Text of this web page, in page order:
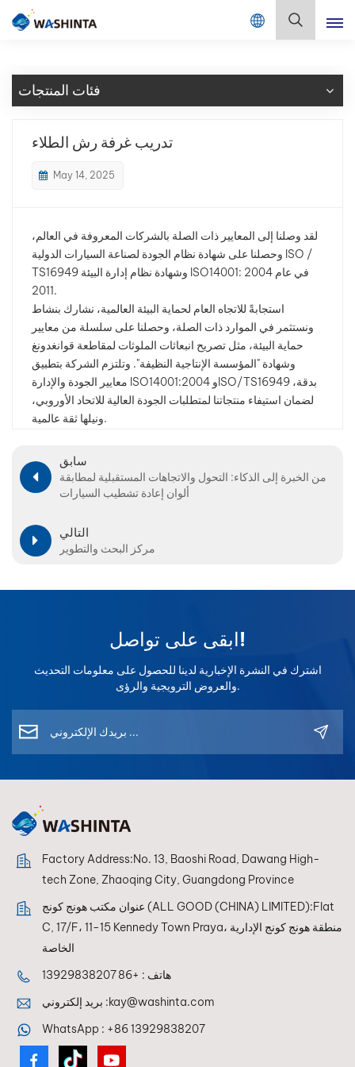
Mix Color Online
Español
Português
日本語
한국어
بالعربية
فئات المنتجات
تدريب غرفة رش الطلاء
May 14, 2025
لقد وصلنا إلى المعايير ذات الصلة بالشركات المعروفة في العالم،
وحصلنا على شهادة نظام الجودة لصناعة السيارات الدولية ISO /
TS16949 وشهادة نظام إدارة البيئة ISO14001: 2004 في عام
2011.
استجابةً للاتجاه العام لحماية البيئة العالمية، نشارك بنشاط
ونستثمر في الموارد ذات الصلة، وحصلنا على سلسلة من معايير
حماية البيئة، مثل تصريح انبعاثات الملوثات لمقاطعة قوانغدونغ
وشهادة "المؤسسة الإنتاجية النظيفة". وتلتزم الشركة بتطبيق
معايير الجودة والإدارة ISO14001:2004 وISO/TS16949 بدقة،
لضمان استيفاء منتجاتنا لمتطلبات الجودة العالية للاتحاد الأوروبي،
ونيلها ثقة عالمية.
سابق
من الخبرة إلى الذكاء: التحول والاتجاهات المستقبلية لمطابقة
ألوان إعادة تشطيب السيارات
التالي
مركز البحث والتطوير
ابقى على تواصل!
اشترك في النشرة الإخبارية لدينا للحصول على معلومات التحديث
والعروض الترويجية والرؤى.
Factory Address:No. 13, Baoshi Road, Dawang High-
tech Zone, Zhaoqing City, Guangdong Province
عنوان مكتب هونج كونج (ALL GOOD (CHINA) LIMITED):Flat
C, 17/F، 11-15 Kennedy Town Praya، منطقة هونج كونج الإدارية
الخاصة
هاتف : +86 13929838207
بريد إلكتروني :kay@washinta.com
WhatsApp : +86 13929838207